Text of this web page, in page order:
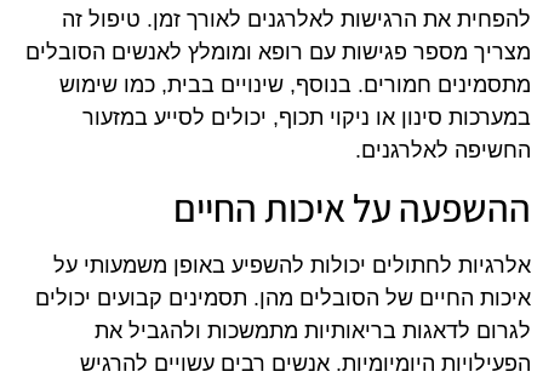
להפחית את הרגישות לאלרגנים לאורך זמן. טיפול זה
מצריך מספר פגישות עם רופא ומומלץ לאנשים הסובלים
מתסמינים חמורים. בנוסף, שינויים בבית, כמו שימוש
במערכות סינון או ניקוי תכוף, יכולים לסייע במזעור
החשיפה לאלרגנים.
ההשפעה על איכות החיים
אלרגיות לחתולים יכולות להשפיע באופן משמעותי על
איכות החיים של הסובלים מהן. תסמינים קבועים יכולים
לגרום לדאגות בריאותיות מתמשכות ולהגביל את
הפעילויות היומיומיות. אנשים רבים עשויים להרגיש